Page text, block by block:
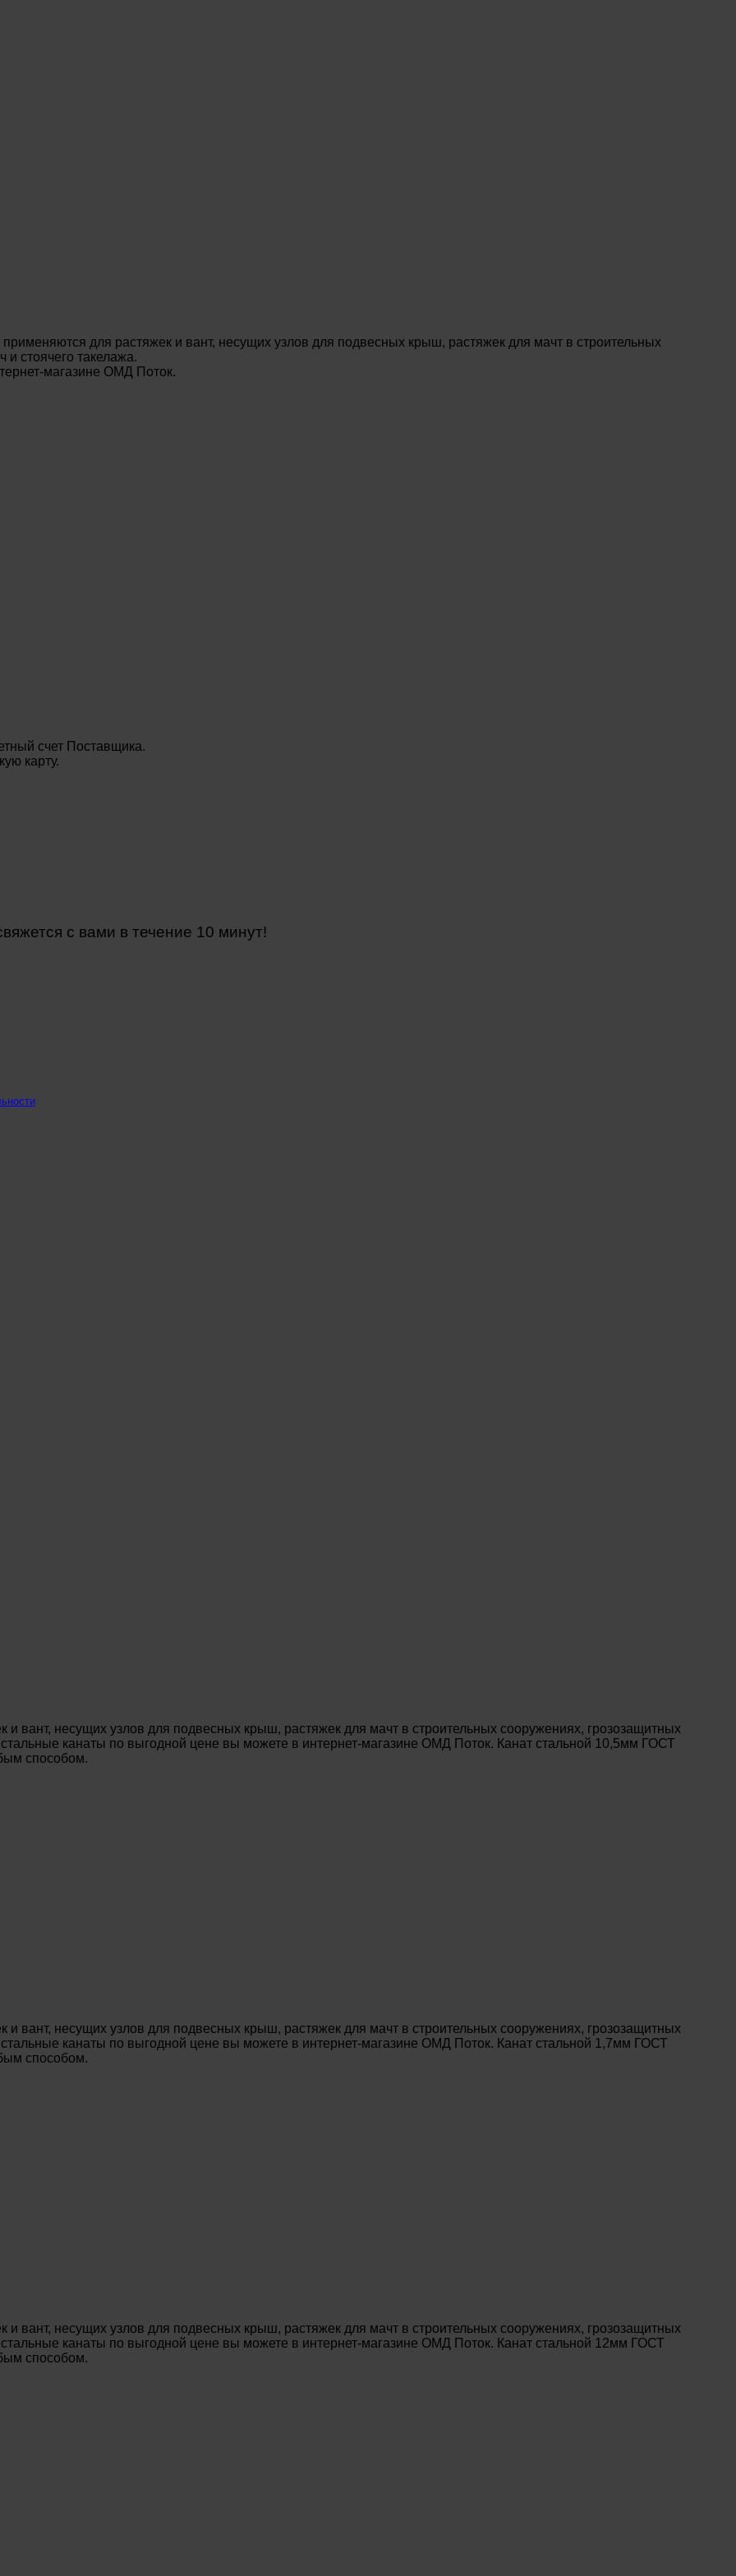
для растяжек и вант, несущих узлов для подвесных крыш, растяжек для мачт в строительных
и стоячего такелажа.
магазине ОМД Поток.
счет Поставщика.
карту.
с вами в течение 10 минут!
вант, несущих узлов для подвесных крыш, растяжек для мачт в строительных сооружениях, грозозащитных
стальные канаты по выгодной цене вы можете в интернет-магазине ОМД Поток. Канат стальной 10,5мм ГОСТ
способом.
вант, несущих узлов для подвесных крыш, растяжек для мачт в строительных сооружениях, грозозащитных
стальные канаты по выгодной цене вы можете в интернет-магазине ОМД Поток. Канат стальной 1,7мм ГОСТ
способом.
вант, несущих узлов для подвесных крыш, растяжек для мачт в строительных сооружениях, грозозащитных
стальные канаты по выгодной цене вы можете в интернет-магазине ОМД Поток. Канат стальной 12мм ГОСТ
способом.